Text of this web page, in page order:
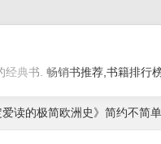
经典书. 畅销书推荐,书籍排行
爱读的极简欧洲史》简约不简